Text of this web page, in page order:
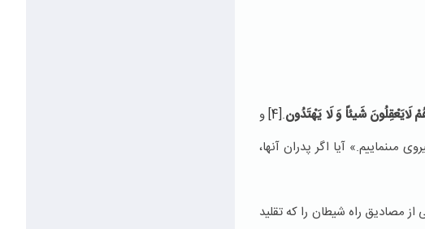
لَايَعْقِلُونَ شَيئاً وَ لَا يَهْتَدُون.
[4]
و
مى‏نماييم.» آيا اگر پدران آنها،
از مصاديق راه شيطان را كه تقليد